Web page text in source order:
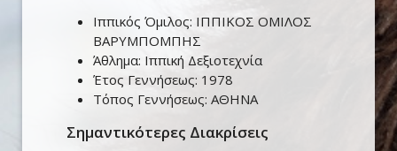
Ιππικός Όμιλος: ΙΠΠΙΚΟΣ ΟΜΙΛΟΣ
ΒΑΡΥΜΠΟΜΠΗΣ
Άθλημα: Ιππική Δεξιοτεχνία
Έτος Γεννήσεως: 1978
Τόπος Γεννήσεως: ΑΘΗΝΑ
Σημαντικότερες Διακρίσεις